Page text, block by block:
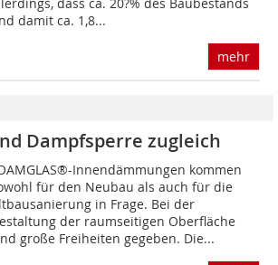
dass ca. 20?% des Baubestands
damit ca. 1,8...
mehr
Dampfsperre zugleich
Innendämmungen kommen
für den Neubau als auch für die
in Frage. Bei der
der raumseitigen Oberfläche
große Freiheiten gegeben. Die...